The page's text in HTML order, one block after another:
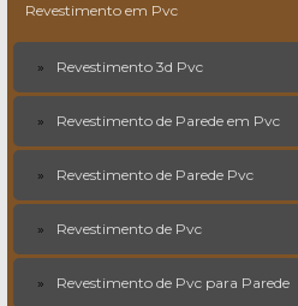
Revestimento em Pvc
Revestimento 3d Pvc
Revestimento de Parede em Pvc
Revestimento de Parede Pvc
Revestimento de Pvc
Revestimento de Pvc para Parede